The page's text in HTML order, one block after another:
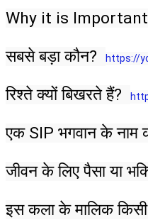
Why it is
सबसे बड़ा कौन?
https://
रिश्ते क्यों बिखरते हैं?
एक SIP भगवान के नाम
जीवन के लिए पैसा या
इस कला के मालिक